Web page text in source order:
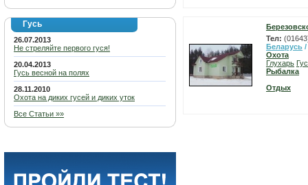
Гусь
26.07.2013
Не стреляйте первого гуся!
20.04.2013
Гусь весной на полях
28.11.2010
Охота на диких гусей и диких уток
Все Статьи »»
Тел:
Беларусь /
Охота
Глухарь
Рыбалка
Отдых